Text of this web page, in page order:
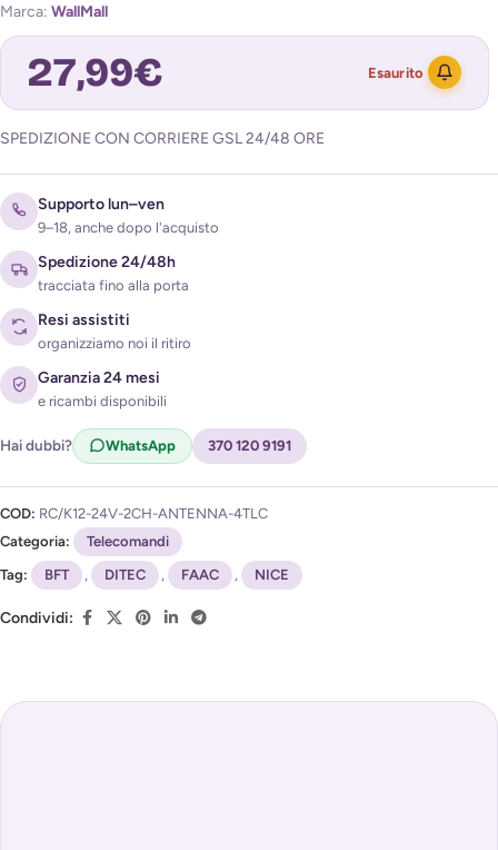
Marca: WallMall
27,99€ Esaurito
Acconsento al trattamento dei miei dati per ricevere
l'avviso di disponibilità (
SPEDIZIONE CON CORRIERE GSL 24/48 ORE
Supporto lun–ven
9–18, anche dopo l'acquisto
Spedizione 24/48h
tracciata fino alla porta
Resi assistiti
organizziamo noi il ritiro
Garanzia 24 mesi
e ricambi disponibili
Hai dubbi? WhatsApp 370 120 9191
COD: RC/K12-24V-2CH-ANTENNA-4TLC
Categoria:
Telecomandi
Tag:
BFT , DITEC , FAAC , NICE
Condividi: